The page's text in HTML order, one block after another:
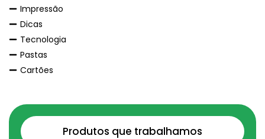
Impressão
Dicas
Tecnologia
Pastas
Cartões
Produtos que trabalhamos